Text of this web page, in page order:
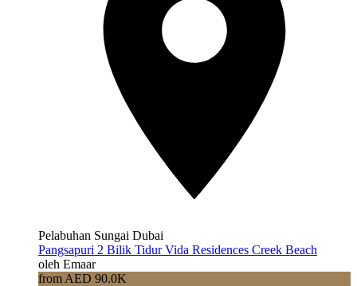
Pelabuhan Sungai Dubai
Pangsapuri 2 Bilik Tidur Vida Residences Creek Beach
oleh Emaar
from AED 90.0K